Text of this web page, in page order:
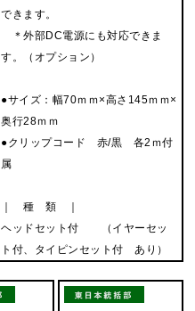
できます。
＊外部DC電源にも対応できま
す。（オプション）
●サイズ：幅70ｍｍ×高さ145ｍｍ×
奥行28ｍｍ
●クリップコード 赤/黒 各2ｍ付
属
｜ 種 類 ｜
ヘッドセット付 （イヤーセッ
ト付、タイピンセット付 あり）